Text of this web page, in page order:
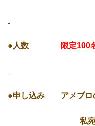
●人数 限定100
●申し込み アメブロ
私宛てに下